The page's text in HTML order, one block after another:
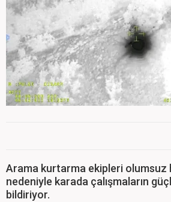
Arama kurtarma ekipleri olumsuz
nedeniyle karada çalışmaların
bildiriyor.